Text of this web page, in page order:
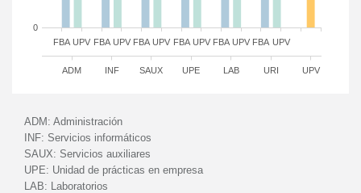
FBA FBA FBA FBA FBA FBA
UPV UPV UPV UPV UPV UPV
ADM INF SAUX UPE LAB URI UPV
0
ADM: Administración
INF: Servicios informáticos
SAUX: Servicios auxiliares
UPE: Unidad de prácticas en empresa
LAB: Laboratorios